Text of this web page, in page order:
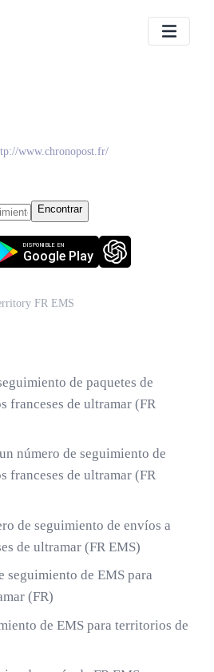
www.chronopost.fr/
Encontrar
Google Play
DISPONIBLE EN
FR EMS
de paquetes de
franceses de ultramar (FR
número de seguimiento de
franceses de ultramar (FR
de seguimiento de envíos a
de ultramar (FR EMS)
seguimiento de EMS para
(FR)
de EMS para territorios de